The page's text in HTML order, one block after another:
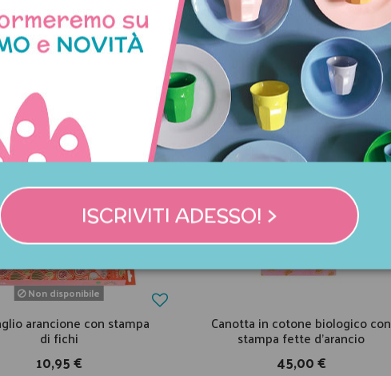
CON LO STESSO TEMA
Non disponibile
arancione con stampa
di fichi
10,95 €
Canotta in cotone biologico con
stampa fette d'arancio
45,00 €
ISCRIVITI ADESSO! >